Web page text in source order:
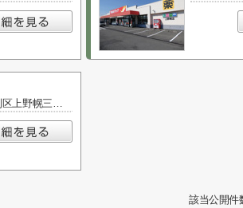
北海道札幌市厚別区上野幌三条４丁目
該当公開件